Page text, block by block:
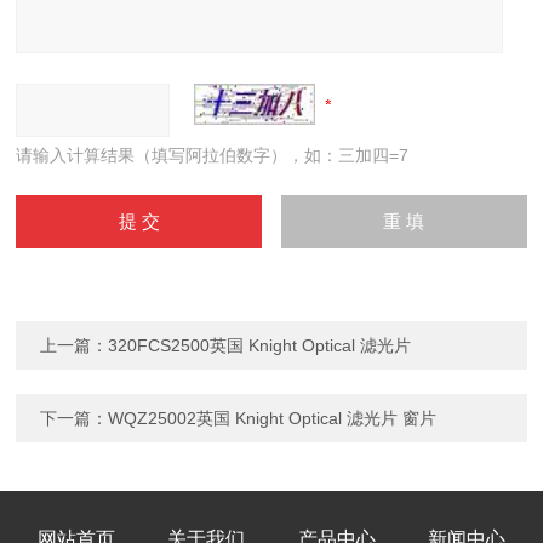
请输入计算结果（填写阿拉伯数字），如：三加四=7
上一篇：320FCS2500英国 Knight Optical 滤光片
下一篇：WQZ25002英国 Knight Optical 滤光片 窗片
网站首页 关于我们 产品中心 新闻中心